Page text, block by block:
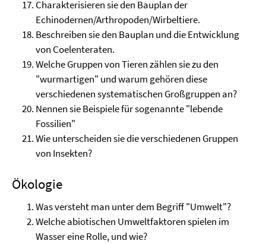
Charakterisieren sie den Bauplan der
Echinodernen/Arthropoden/Wirbeltiere.
Beschreiben sie den Bauplan und die Entwicklung
von Coelenteraten.
Welche Gruppen von Tieren zählen sie zu den
"wurmartigen" und warum gehören diese
verschiedenen systematischen Großgruppen an?
Nennen sie Beispiele für sogenannte "lebende
Fossilien"
Wie unterscheiden sie die verschiedenen Gruppen
von Insekten?
Ökologie
Was versteht man unter dem Begriff "Umwelt"?
Welche abiotischen Umweltfaktoren spielen im
Wasser eine Rolle, und wie?